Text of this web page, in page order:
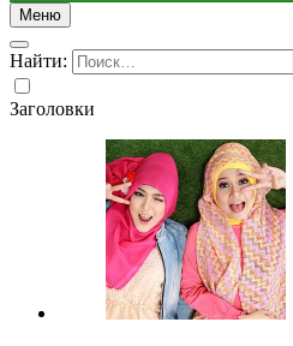
Меню
Найти:
Заголовки